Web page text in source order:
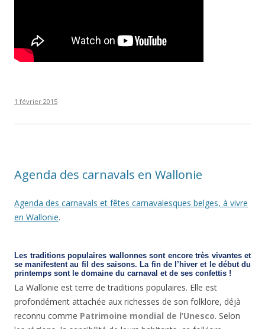
1 février 2015
Agenda des carnavals en Wallonie
Agenda des carnavals et fêtes carnavalesques belges, à vivre
en Wallonie.
Les traditions populaires wallonnes sont encore très vivantes et
se manifestent au fil des saisons. La fin de l’hiver et le début du
printemps sont le domaine du carnaval et de ses confettis !
La Wallonie est terre de traditions populaires. Elle est
profondément attachée aux richesses de son folklore, déjà
reconnu comme Patrimoine mondial de l’Unesco. Selon